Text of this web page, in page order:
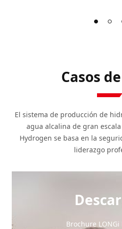
Casos
El sistema de producción de
agua alcalina de gran
Hydrogen se basa en la
liderazgo
Brochure